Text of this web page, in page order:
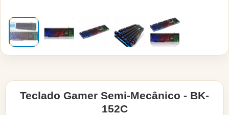
Teclado Gamer Semi-Mecânico - BK-
152C